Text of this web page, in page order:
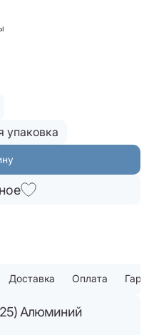
упаковка
Доставка Оплата
Алюминий